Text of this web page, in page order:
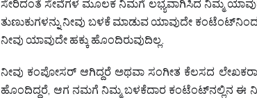
ಸೇರಿದಂತೆ ಸೇವೆಗಳ ಮೂಲಕ ನಿಮಗೆ ಲಭ್ಯವಾಗಿಸಿದ ನಿಮ್ಮ
ತುಣುಕುಗಳನ್ನು ನೀವು ಬಳಕೆ ಮಾಡುವ ಯಾವುದೇ
ನೀವು ಯಾವುದೇ ಹಕ್ಕು ಹೊಂದಿರುವುದಿಲ್ಲ.
ನೀವು ಕಂಪೋಸರ್ ಆಗಿದ್ದರೆ ಅಥವಾ ಸಂಗೀತ ಕೆಲಸದ
ಹೊಂದಿದ್ದರೆ, ಆಗ ನಮಗೆ ನಿಮ್ಮ ಬಳಕೆದಾರ ಕಂಟೆಂಟ್‌ನಲ್ಲಿನ